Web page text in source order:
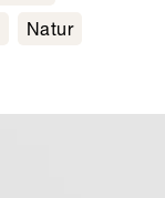
Natur